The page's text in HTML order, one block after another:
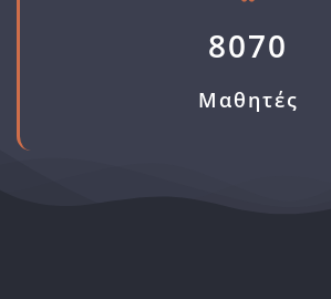
8070
Μαθητές